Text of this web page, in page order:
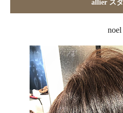
allier ス
noel